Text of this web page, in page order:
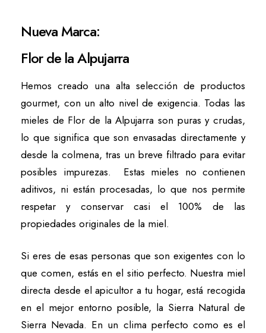
Nueva Marca:
Flor de la Alpujarra
Hemos creado una alta selección de productos
gourmet, con un alto nivel de exigencia. Todas las
mieles de Flor de la Alpujarra son puras y crudas,
lo que significa que son envasadas directamente y
desde la colmena, tras un breve filtrado para evitar
posibles impurezas. Estas mieles no contienen
aditivos, ni están procesadas, lo que nos permite
respetar y conservar casi el 100% de las
propiedades originales de la miel.
Si eres de esas personas que son exigentes con lo
que comen, estás en el sitio perfecto. Nuestra miel
directa desde el apicultor a tu hogar, está recogida
en el mejor entorno posible, la Sierra Natural de
Sierra Nevada. En un clima perfecto como es el